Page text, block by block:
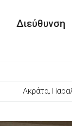
Διεύθυνση
Ακράτα,